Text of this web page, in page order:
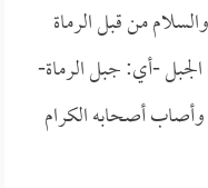
من قبل الرماة
-أي: جبل الرماة-
وأصاب أصحابه الكرام